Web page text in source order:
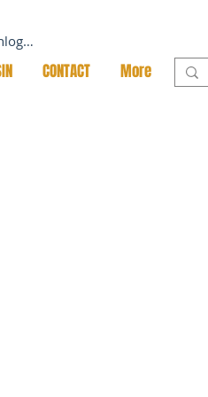
CONTACT More